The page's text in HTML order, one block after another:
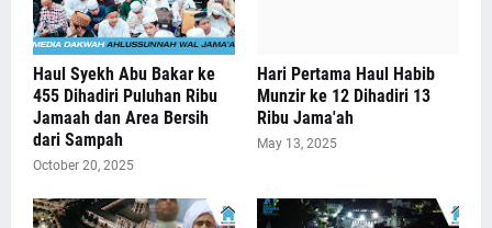
Haul Syekh Abu Bakar ke
455 Dihadiri Puluhan Ribu
Jamaah dan Area Bersih
dari Sampah
October 20, 2025
Hari Pertama Haul Habib
Munzir ke 12 Dihadiri 13
Ribu Jama'ah
May 13, 2025